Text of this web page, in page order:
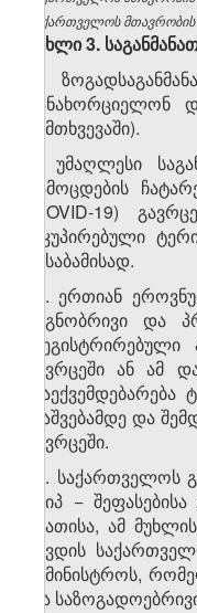
საქართველოს
მუხლი3.
1.
განახორციელონ
შემთხვევაში).
2. უმაღლესი
გამოცდების
(COVID-19)
ოკუპირებული
შესაბამისად.
. ერთიან
საგნობრივი და
რეგისტრირებული
სივრცეში ან ამ
დაშვებამდე და
სივრცეში.
. საქართველოს
სსიპ −
საათისა, ამ
აწვდის
სამინისტროს,
და